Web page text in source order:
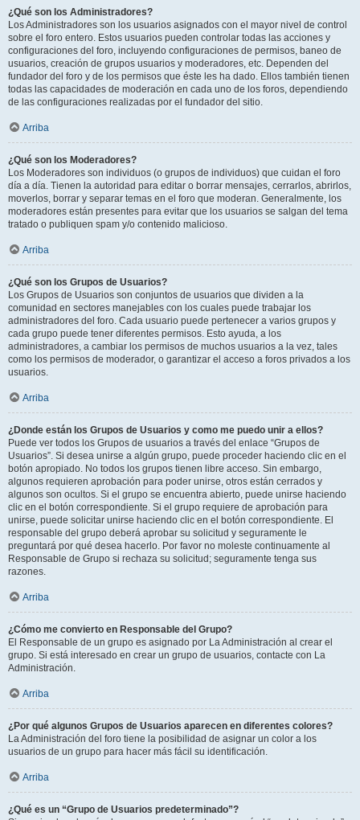
¿Qué son los Administradores?
Los Administradores son los usuarios asignados con el mayor nivel de control
sobre el foro entero. Estos usuarios pueden controlar todas las acciones y
configuraciones del foro, incluyendo configuraciones de permisos, baneo de
usuarios, creación de grupos usuarios y moderadores, etc. Dependen del
fundador del foro y de los permisos que éste les ha dado. Ellos también tienen
todas las capacidades de moderación en cada uno de los foros, dependiendo
de las configuraciones realizadas por el fundador del sitio.
Arriba
¿Qué son los Moderadores?
Los Moderadores son individuos (o grupos de individuos) que cuidan el foro
día a día. Tienen la autoridad para editar o borrar mensajes, cerrarlos, abrirlos,
moverlos, borrar y separar temas en el foro que moderan. Generalmente, los
moderadores están presentes para evitar que los usuarios se salgan del tema
tratado o publiquen spam y/o contenido malicioso.
Arriba
¿Qué son los Grupos de Usuarios?
Los Grupos de Usuarios son conjuntos de usuarios que dividen a la
comunidad en sectores manejables con los cuales puede trabajar los
administradores del foro. Cada usuario puede pertenecer a varios grupos y
cada grupo puede tener diferentes permisos. Esto ayuda, a los
administradores, a cambiar los permisos de muchos usuarios a la vez, tales
como los permisos de moderador, o garantizar el acceso a foros privados a los
usuarios.
Arriba
¿Donde están los Grupos de Usuarios y como me puedo unir a ellos?
Puede ver todos los Grupos de usuarios a través del enlace “Grupos de
Usuarios”. Si desea unirse a algún grupo, puede proceder haciendo clic en el
botón apropiado. No todos los grupos tienen libre acceso. Sin embargo,
algunos requieren aprobación para poder unirse, otros están cerrados y
algunos son ocultos. Si el grupo se encuentra abierto, puede unirse haciendo
clic en el botón correspondiente. Si el grupo requiere de aprobación para
unirse, puede solicitar unirse haciendo clic en el botón correspondiente. El
responsable del grupo deberá aprobar su solicitud y seguramente le
preguntará por qué desea hacerlo. Por favor no moleste continuamente al
Responsable de Grupo si rechaza su solicitud; seguramente tenga sus
razones.
Arriba
¿Cómo me convierto en Responsable del Grupo?
El Responsable de un grupo es asignado por La Administración al crear el
grupo. Si está interesado en crear un grupo de usuarios, contacte con La
Administración.
Arriba
¿Por qué algunos Grupos de Usuarios aparecen en diferentes colores?
La Administración del foro tiene la posibilidad de asignar un color a los
usuarios de un grupo para hacer más fácil su identificación.
Arriba
¿Qué es un “Grupo de Usuarios predeterminado”?